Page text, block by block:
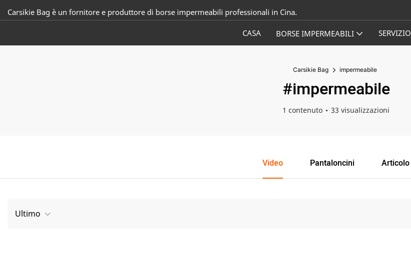
Carsikie Bag è un fornitore e produttore di borse impermeabili professionali in Cina.
CASA BORSE IMPERMEABILI SERVIZIO
Carsikie Bag impermeabile
#impermeabile
1 contenuto 33 visualizzazioni
Video Pantaloncini Articolo
Ultimo